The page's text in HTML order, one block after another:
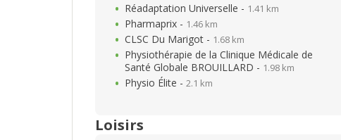
Réadaptation Universelle - 1.41 km
Pharmaprix - 1.46 km
CLSC Du Marigot - 1.68 km
Physiothérapie de la Clinique Médicale de
Santé Globale BROUILLARD - 1.98 km
Physio Élite - 2.1 km
Loisirs